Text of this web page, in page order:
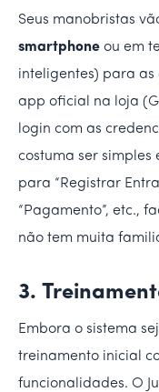
Seus manobristas
smartphone ou em
inteligentes) para as
app oficial na loja
login com as
costuma ser simples
para “Registrar
“Pagamento”, etc.,
não tem muita
3.
Embora o sistema
treinamento inicial
funcionalidades. O